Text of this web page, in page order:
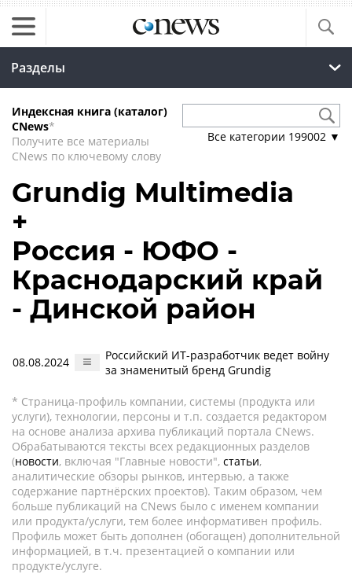
Разделы
Индексная книга (каталог)
CNews*
Получите все материалы
CNews по ключевому слову
Все категории 199002 ▼
Grundig Multimedia
+
Россия - ЮФО -
Краснодарский край
- Динской район
08.08.2024
Российский ИТ-разработчик ведет войну
за знаменитый бренд Grundig
* Страница-профиль компании, системы (продукта или
услуги), технологии, персоны и т.п. создается редактором
на основе анализа архива публикаций портала CNews.
Обрабатываются тексты всех редакционных разделов
(новости, включая "Главные новости", статьи,
аналитические обзоры рынков, интервью, а также
содержание партнёрских проектов). Таким образом, чем
больше публикаций на CNews было с именем компании
или продукта/услуги, тем более информативен профиль.
Профиль может быть дополнен (обогащен) дополнительной
информацией, в т.ч. презентацией о компании или
продукте/услуге.